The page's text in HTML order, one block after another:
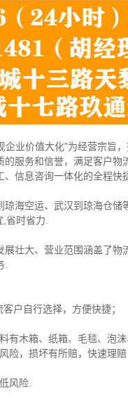
业价值大化”为经营宗旨
服务和信誉，满足客户物
信息咨询一体化的全程快
海空运、武汉到琼海仓储
,省时省力.
壮大、营业范围涵盖了物
.
户自行选择，方便快捷；
木箱、纸箱、毛毯、泡沫
，损坏有所赔，快速理赔
风险.